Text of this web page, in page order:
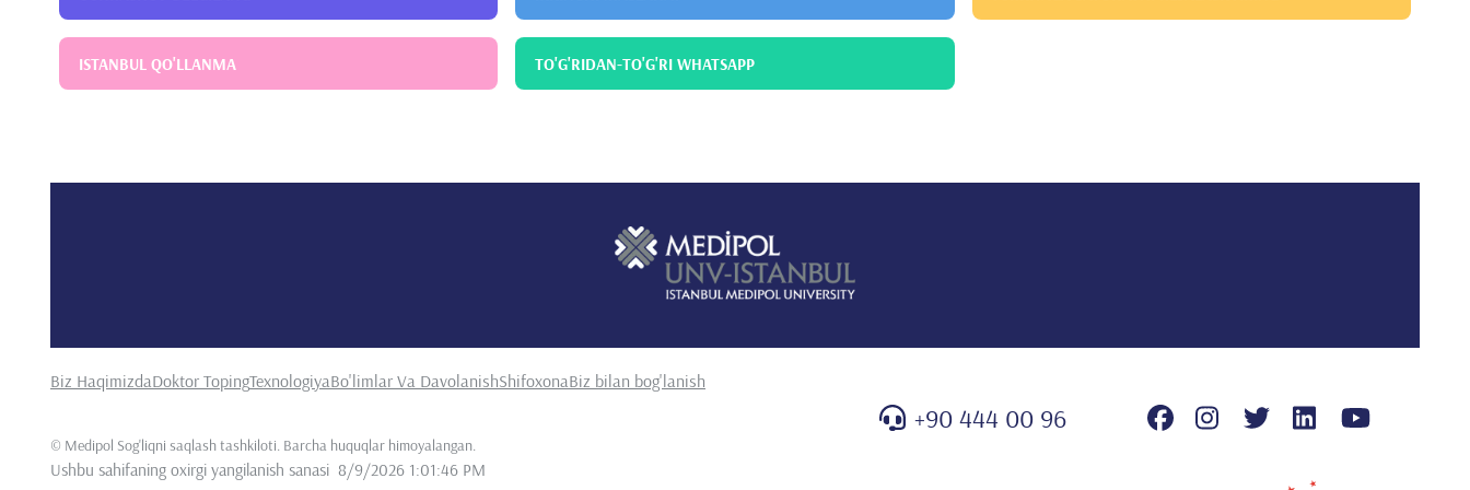
ISTANBUL QO'LLANMA TO'G'RIDAN-TO'G'RI WHATSAPP
Biz HaqimizdaDoktor TopingTexnologiyaBo'limlar Va DavolanishShifoxonaBiz bilan bog'lanish
© Medipol Sog'liqni saqlash tashkiloti. Barcha huquqlar himoyalangan.
Ushbu sahifaning oxirgi yangilanish sanasi 8/9/2026 1:01:46 PM
+90 444 00 96